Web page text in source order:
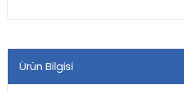
Ürün Bilgisi